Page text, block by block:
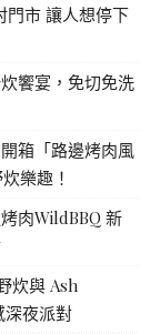
門市 讓人想停下
饗宴，免切免洗
箱「路邊烤肉風
樂趣！
肉WildBBQ 新
炊與 Ash
深夜派對